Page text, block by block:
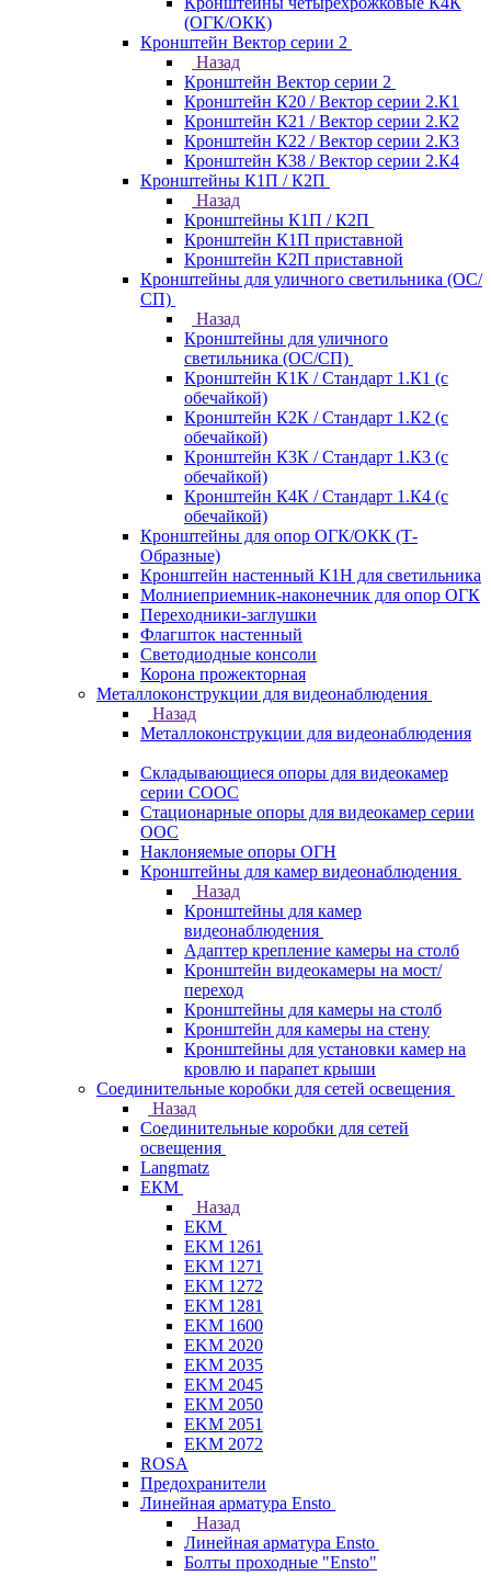
(ОГК/ОКК)
Кронштейн Вектор серии 2
Назад
Кронштейн Вектор серии 2
Кронштейн К20 / Вектор серии 2.К1
Кронштейн К21 / Вектор серии 2.К2
Кронштейн К22 / Вектор серии 2.К3
Кронштейн К38 / Вектор серии 2.К4
Кронштейны К1П / К2П
Назад
Кронштейны К1П / К2П
Кронштейн К1П приставной
Кронштейн К2П приставной
Кронштейны для уличного светильника (ОС/
СП)
Назад
Кронштейны для уличного
светильника (ОС/СП)
Кронштейн К1К / Стандарт 1.К1 (с
обечайкой)
Кронштейн К2К / Стандарт 1.К2 (с
обечайкой)
Кронштейн К3К / Стандарт 1.К3 (с
обечайкой)
Кронштейн К4К / Стандарт 1.К4 (с
обечайкой)
Кронштейны для опор ОГК/ОКК (Т-
Образные)
Кронштейн настенный К1Н для светильника
Молниеприемник-наконечник для опор ОГК
Переходники-заглушки
Флагшток настенный
Светодиодные консоли
Корона прожекторная
Металлоконструкции для видеонаблюдения
Назад
Металлоконструкции для видеонаблюдения
Складывающиеся опоры для видеокамер
серии СООС
Стационарные опоры для видеокамер серии
ООС
Наклоняемые опоры ОГН
Кронштейны для камер видеонаблюдения
Назад
Кронштейны для камер
видеонаблюдения
Адаптер крепление камеры на столб
Кронштейн видеокамеры на мост/
переход
Кронштейны для камеры на столб
Кронштейн для камеры на стену
Кронштейны для установки камер на
кровлю и парапет крыши
Соединительные коробки для сетей освещения
Назад
Соединительные коробки для сетей
освещения
Langmatz
ЕКМ
Назад
ЕКМ
EKM 1261
EKM 1271
EKM 1272
EKM 1281
EKM 1600
EKM 2020
EKM 2035
EKM 2045
EKM 2050
EKM 2051
EKM 2072
ROSA
Предохранители
Линейная арматура Ensto
Назад
Линейная арматура Ensto
Болты проходные "Ensto"